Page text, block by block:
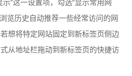
”这一设置项，勾选“显示常用网
览历史自动推荐一些经常访问的网
想将特定网站固定到新标签页侧边
从地址栏拖动到新标签页的快捷访